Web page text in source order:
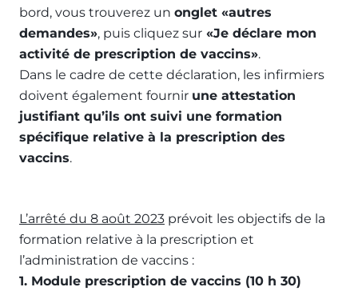
bord, vous trouverez un onglet «autres
demandes», puis cliquez sur «Je déclare mon
activité de prescription de vaccins».
Dans le cadre de cette déclaration, les infirmiers
doivent également fournir une attestation
justifiant qu’ils ont suivi une formation
spécifique relative à la prescription des
vaccins.
L’arrêté du 8 août 2023 prévoit les objectifs de la
formation relative à la prescription et
l’administration de vaccins :
1. Module prescription de vaccins (10 h 30)